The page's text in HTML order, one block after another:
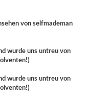
von selfmademan
wurde uns untreu von
)
wurde uns untreu von
)